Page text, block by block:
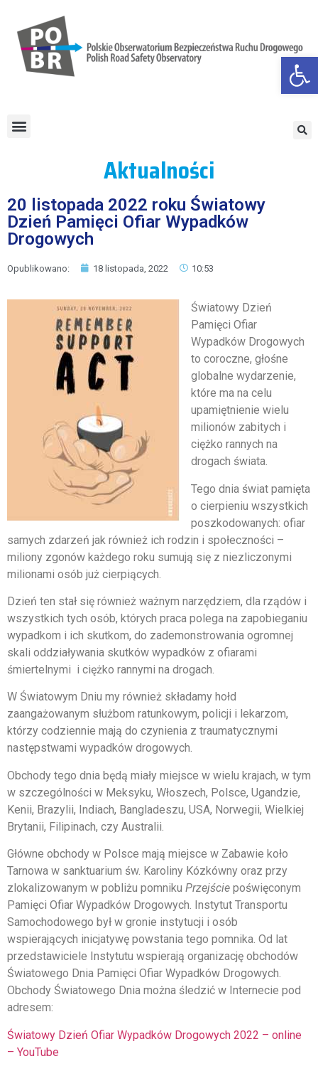
Aktualności
20 listopada 2022 roku Światowy
Dzień Pamięci Ofiar Wypadków
Drogowych
Opublikowano: 18 listopada, 2022 10:53
Światowy Dzień
Pamięci Ofiar
Wypadków Drogowych
to coroczne, głośne
globalne wydarzenie,
które ma na celu
upamiętnienie wielu
milionów zabitych i
ciężko rannych na
drogach świata.
Tego dnia świat pamięta
o cierpieniu wszystkich
poszkodowanych: ofiar
samych zdarzeń jak również ich rodzin i społeczności –
miliony zgonów każdego roku sumują się z niezliczonymi
milionami osób już cierpiących.
Dzień ten stał się również ważnym narzędziem, dla rządów i
wszystkich tych osób, których praca polega na zapobieganiu
wypadkom i ich skutkom, do zademonstrowania ogromnej
skali oddziaływania skutków wypadków z ofiarami
śmiertelnymi i ciężko rannymi na drogach.
W Światowym Dniu my również składamy hołd
zaangażowanym służbom ratunkowym, policji i lekarzom,
którzy codziennie mają do czynienia z traumatycznymi
następstwami wypadków drogowych.
Obchody tego dnia będą miały miejsce w wielu krajach, w tym
w szczególności w Meksyku, Włoszech, Polsce, Ugandzie,
Kenii, Brazylii, Indiach, Bangladeszu, USA, Norwegii, Wielkiej
Brytanii, Filipinach, czy Australii.
Główne obchody w Polsce mają miejsce w Zabawie koło
Tarnowa w sanktuarium św. Karoliny Kózkówny oraz przy
zlokalizowanym w pobliżu pomniku Przejście poświęconym
Pamięci Ofiar Wypadków Drogowych. Instytut Transportu
Samochodowego był w gronie instytucji i osób
wspierających inicjatywę powstania tego pomnika. Od lat
przedstawiciele Instytutu wspierają organizację obchodów
Światowego Dnia Pamięci Ofiar Wypadków Drogowych.
Obchody Światowego Dnia można śledzić w Internecie pod
adresem:
Światowy Dzień Ofiar Wypadków Drogowych 2022 – online
– YouTube